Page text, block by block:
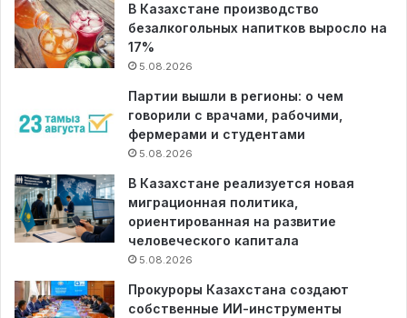
В Казахстане производство
безалкогольных напитков выросло на
17%
5.08.2026
Партии вышли в регионы: о чем
говорили с врачами, рабочими,
фермерами и студентами
5.08.2026
В Казахстане реализуется новая
миграционная политика,
ориентированная на развитие
человеческого капитала
5.08.2026
Прокуроры Казахстана создают
собственные ИИ-инструменты